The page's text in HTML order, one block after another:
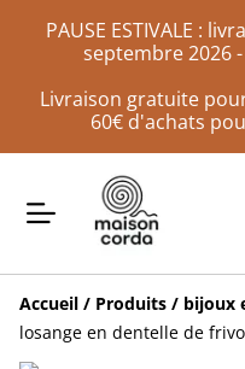
PAUSE ESTIVALE :
septembre 2026
Livraison gratuite
60€ d'achats
Accueil / Produits / bijoux
losange en dentelle de